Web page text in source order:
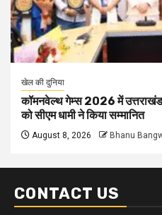
खेल की दुनिया
कॉमनवेल्थ गेम्स 2026 में
को सीएम धामी ने किया सम्मानित
August 8, 2026 Bhanu
CONTACT US